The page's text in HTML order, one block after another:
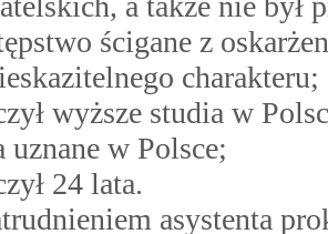
ścigane z
charakteru;
wyższe studia w
uznane w Polsce;
24 lata.
asystenta